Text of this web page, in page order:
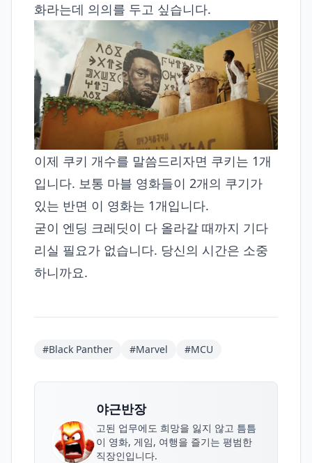
화라는데 의의를 두고 싶습니다.
이제 쿠키 개수를 말씀드리자면 쿠키는 1개
입니다. 보통 마블 영화들이 2개의 쿠기가
있는 반면 이 영화는 1개입니다.
굳이 엔딩 크레딧이 다 올라갈 때까지 기다
리실 필요가 없습니다. 당신의 시간은 소중
하니까요.
#Black Panther #Marvel #MCU
야근반장
고된 업무에도 희망을 잃지 않고 틈틈
이 영화, 게임, 여행을 즐기는 평범한
직장인입니다.